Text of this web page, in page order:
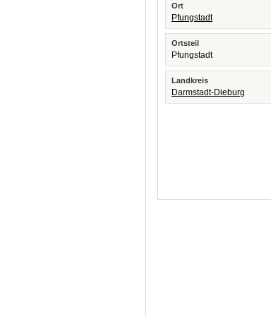
Ort
Pfungstadt
Ortsteil
Pfungstadt
Landkreis
Darmstadt-Dieburg